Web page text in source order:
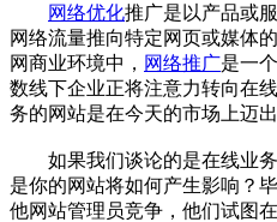
网络优化推广是以产品或
网络流量推向特定网页或媒体
网商业环境中， 网络推广是一
数线下企业正将注意力转向在
务的网站是在今天的市场上迈
如果我们谈论的是在线业务
是你的网站将如何产生影响？
他网站管理员竞争，他们试图